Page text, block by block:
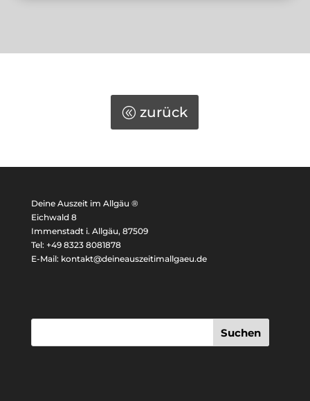
zurück
Deine Auszeit im Allgäu ®
Eichwald 8
Immenstadt i. Allgäu, 87509
Tel: +49 8323 8081878
E-Mail: kontakt@deineauszeitimallgaeu.de
Suchen